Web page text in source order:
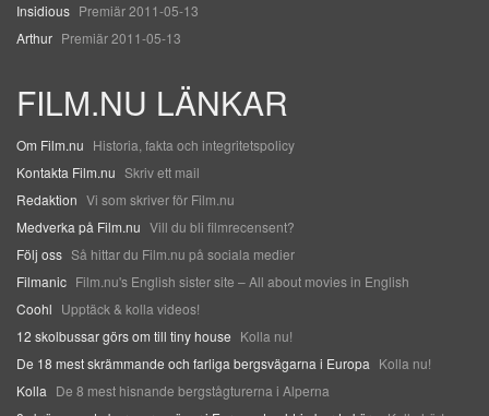
Insidious Premiär 2011-05-13
Arthur Premiär 2011-05-13
FILM.NU LÄNKAR
Om Film.nu Historia, fakta och integritetspolicy
Kontakta Film.nu Skriv ett mail
Redaktion Vi som skriver för Film.nu
Medverka på Film.nu Vill du bli filmrecensent?
Följ oss Så hittar du Film.nu på sociala medier
Filmanic Film.nu's English sister site – All about movies in English
Coohl Upptäck & kolla videos!
12 skolbussar görs om till tiny house Kolla nu!
De 18 mest skrämmande och farliga bergsvägarna i Europa Kolla nu!
Kolla De 8 mest hisnande bergstågturerna i Alperna